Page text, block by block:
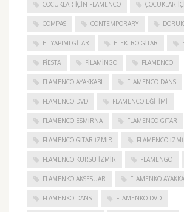
ÇOCUKLAR IÇIN FLAMENCO ÇOCUKLAR
COMPAS CONTEMPORARY
EL YAPIMI GITAR ELEKTRO GITAR
FIESTA FILAMINGO FLAMENCO
FLAMENCO AYAKKABI FLAMENCO DANS
FLAMENCO DVD FLAMENCO EĞITIMI
FLAMENCO ESMIRNA FLAMENCO GITAR
FLAMENCO GITAR İZMIR FLAMENCO
FLAMENCO KURSU İZMIR FLAMENGO
FLAMENKO AKSESUAR FLAMENKO
FLAMENKO DANS FLAMENKO DVD